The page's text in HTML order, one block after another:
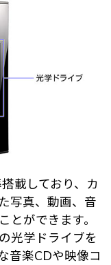
載しており、カ
写真、動画、音
とができます。
光学ドライブを
音楽CDや映像コ